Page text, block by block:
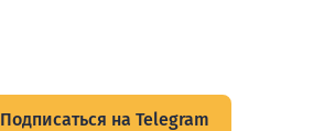
Подписаться на Telegram